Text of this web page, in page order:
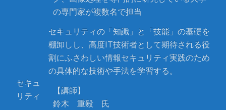
の専門家が複数名で担当
セキュ
リティ
セキュリティの「知識」と「技能」の基礎を
棚卸しし、高度IT技術者として期待される役
割にふさわしい情報セキュリティ実践のため
の具体的な技術や手法を学習する。
【講師】
鈴木 重毅 氏